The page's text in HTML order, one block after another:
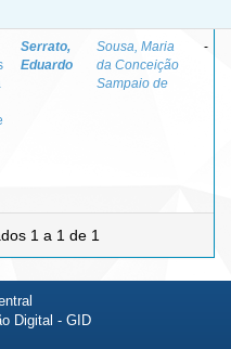
Serrato,
Eduardo
Sousa, Maria
da Conceição
Sampaio de
-
1 a 1 de 1
Digital - GID